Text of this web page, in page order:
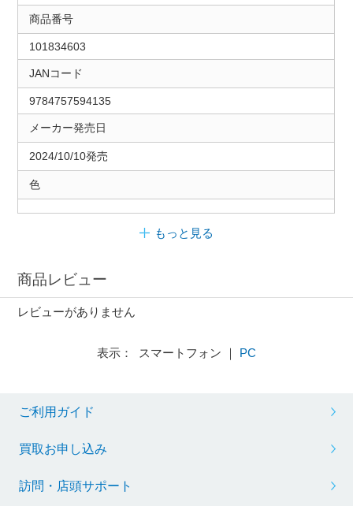
商品番号
101834603
JANコード
9784757594135
メーカー発売日
2024/10/10発売
色
もっと見る
商品レビュー
レビューがありません
表示： スマートフォン ｜ PC
ご利用ガイド
買取お申し込み
訪問・店頭サポート